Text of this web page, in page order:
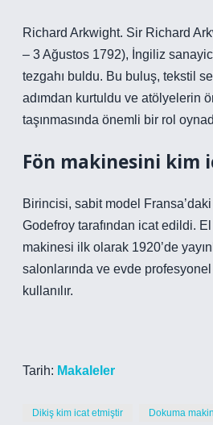
Richard Arkwight. Sir Richard
– 3 Ağustos 1792), İngiliz
tezgahı buldu. Bu buluş, tekstil
adımdan kurtuldu ve atölyelerin
taşınmasında önemli bir rol
Fön makinesini kim
Birincisi, sabit model
Godefroy tarafından icat edildi.
makinesi ilk olarak 1920’de
salonlarında ve evde
kullanılır.
Tarih: Makaleler
Dikiş kim icat etmiştir Dokuma